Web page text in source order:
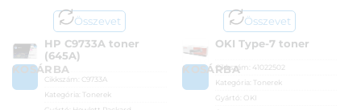
Összevet
KOSÁRBA
HP C9733A toner
(645A)
Cikkszám: C9733A
Kategória:
Tonerek
Összevet
KOSÁRBA
OKI Type-7 toner
Cikkszám: 41022502
Kategória:
Tonerek
Gyártó: OKI